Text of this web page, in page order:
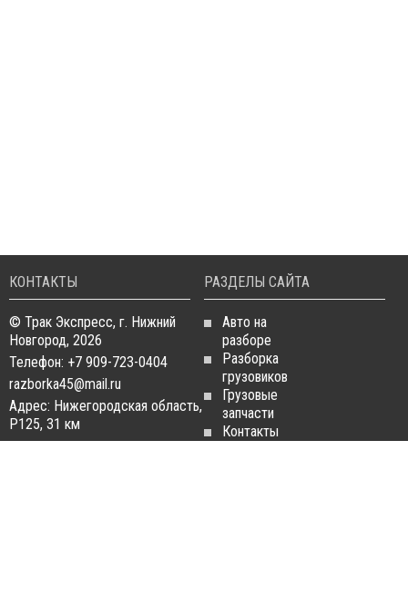
КОНТАКТЫ
© Трак Экспресс, г. Нижний
Новгород, 2026
Телефон: +7 909-723-0404
razborka45@mail.ru
Адрес: Нижегородская область,
Р125, 31 км
РАЗДЕЛЫ САЙТА
Авто на
разборе
Разборка
грузовиков
Грузовые
запчасти
Контакты